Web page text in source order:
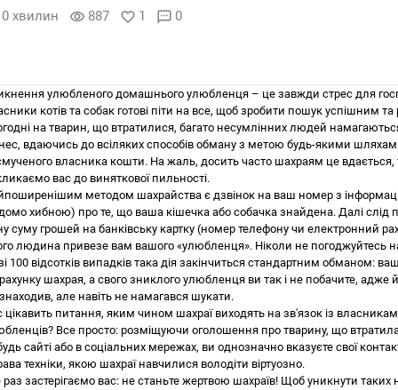
0 хвилин visibility 887 favorite_border 1 sms 0
улюбленого домашнього улюбленця – це завжди стрес для
котів та собак готові піти на все, щоб зробити пошук успішним
на тварин, що втратилися, багато несумлінних людей
вдаючись до всіляких способів обману з метою будь-якими
власника кошти. На жаль, досить часто шахраям це
вас до виняткової пильності.
методом шахрайства є дзвінок на ваш номер з
хибною) про те, що ваша кішечка або собачка знайдена. Далі слід
суму грошей на банківську картку (номер телефону чи електронний
людина привезе вам вашого «улюбленця». Ніколи не погоджуйтесь
100 відсотків випадків така дія закінчиться стандартним обманом:
шахрая, а свого зниклого улюбленця ви так і не побачите, адже
але навіть не намагався шукати.
цікавить питання, яким чином шахраї виходять на зв'язок із
Все просто: розміщуючи оголошення про тварину, що
сайті або в соціальних мережах, ви однозначно вказуєте свої
техніки, якою шахраї навчилися володіти віртуозно.
застерігаємо вас: не станьте жертвою шахраїв! Щоб уникнути